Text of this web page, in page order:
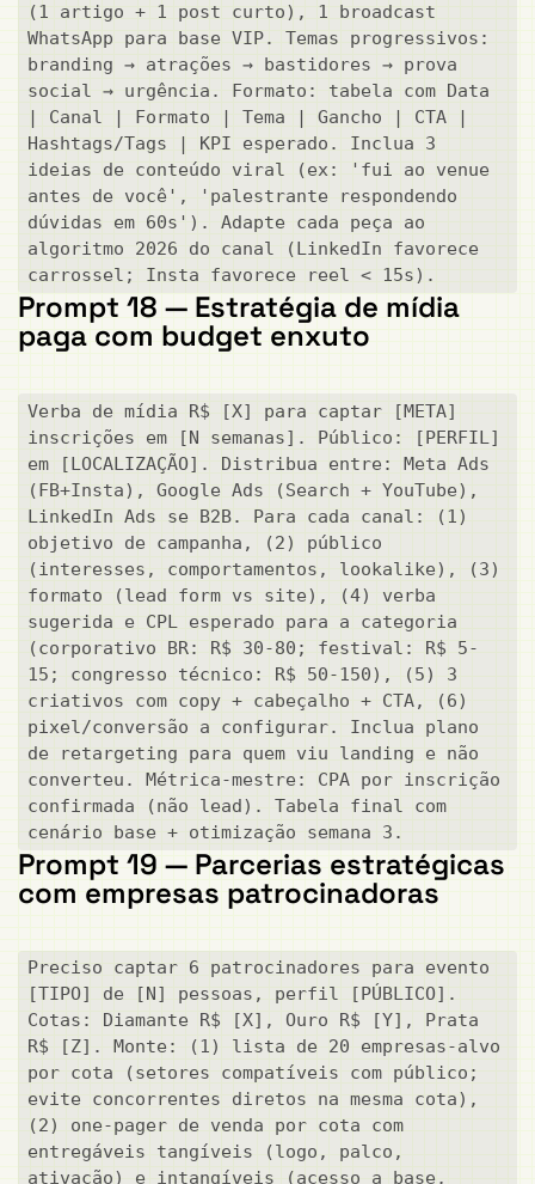
(1 artigo + 1 post curto), 1 broadcast
WhatsApp para base VIP. Temas progressivos:
branding → atrações → bastidores → prova
social → urgência. Formato: tabela com Data
| Canal | Formato | Tema | Gancho | CTA |
Hashtags/Tags | KPI esperado. Inclua 3
ideias de conteúdo viral (ex: 'fui ao venue
antes de você', 'palestrante respondendo
dúvidas em 60s'). Adapte cada peça ao
algoritmo 2026 do canal (LinkedIn favorece
carrossel; Insta favorece reel < 15s).
Prompt 18 — Estratégia de mídia
paga com budget enxuto
Verba de mídia R$ [X] para captar [META]
inscrições em [N semanas]. Público: [PERFIL]
em [LOCALIZAÇÃO]. Distribua entre: Meta Ads
(FB+Insta), Google Ads (Search + YouTube),
LinkedIn Ads se B2B. Para cada canal: (1)
objetivo de campanha, (2) público
(interesses, comportamentos, lookalike), (3)
formato (lead form vs site), (4) verba
sugerida e CPL esperado para a categoria
(corporativo BR: R$ 30-80; festival: R$ 5-
15; congresso técnico: R$ 50-150), (5) 3
criativos com copy + cabeçalho + CTA, (6)
pixel/conversão a configurar. Inclua plano
de retargeting para quem viu landing e não
converteu. Métrica-mestre: CPA por inscrição
confirmada (não lead). Tabela final com
cenário base + otimização semana 3.
Prompt 19 — Parcerias estratégicas
com empresas patrocinadoras
Preciso captar 6 patrocinadores para evento
[TIPO] de [N] pessoas, perfil [PÚBLICO].
Cotas: Diamante R$ [X], Ouro R$ [Y], Prata
R$ [Z]. Monte: (1) lista de 20 empresas-alvo
por cota (setores compatíveis com público;
evite concorrentes diretos na mesma cota),
(2) one-pager de venda por cota com
entregáveis tangíveis (logo, palco,
ativação) e intangíveis (acesso a base,